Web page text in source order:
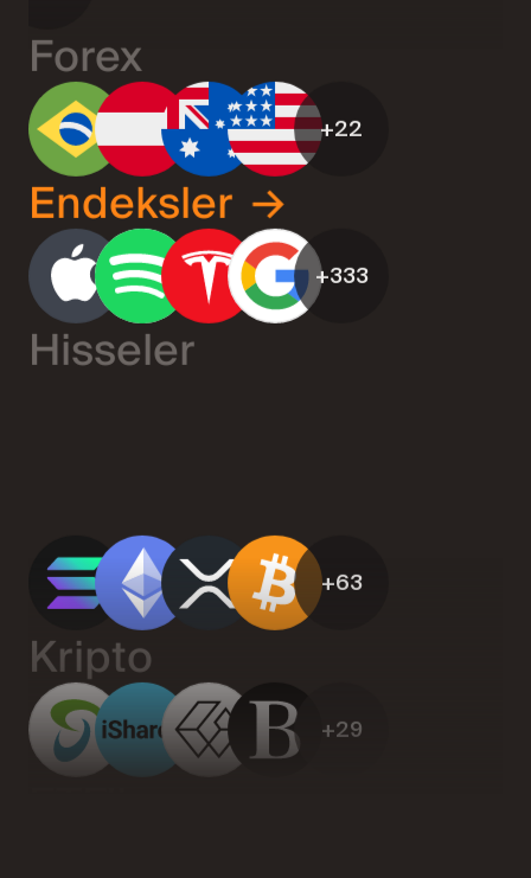
Forex
Endeksler→
+333
Hisseler
Kripto
ETF'ler